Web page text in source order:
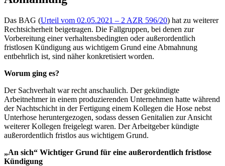
Das BAG (Urteil vom 02.05.2021 – 2 AZR 596/20) hat zu weiterer
Rechtsicherheit beigetragen. Die Fallgruppen, bei denen zur
Vorbereitung einer verhaltensbedingten oder außerordentlich
fristlosen Kündigung aus wichtigem Grund eine Abmahnung
entbehrlich ist, sind näher konkretisiert worden.
Worum ging es?
Der Sachverhalt war recht anschaulich. Der gekündigte
Arbeitnehmer in einem produzierenden Unternehmen hatte während
der Nachtschicht in der Fertigung einem Kollegen die Hose nebst
Unterhose heruntergezogen, sodass dessen Genitalien zur Ansicht
weiterer Kollegen freigelegt waren. Der Arbeitgeber kündigte
außerordentlich fristlos aus wichtigem Grund.
„An sich“ Wichtiger Grund für eine außerordentlich fristlose
Kündigung